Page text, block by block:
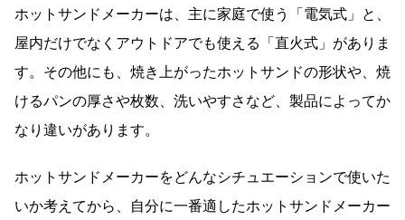
ホットサンドメーカーは、主に家庭で使う「電気式」と、
屋内だけでなくアウトドアでも使える「直火式」がありま
す。その他にも、焼き上がったホットサンドの形状や、焼
けるパンの厚さや枚数、洗いやすさなど、製品によってか
なり違いがあります。
ホットサンドメーカーをどんなシチュエーションで使いた
いか考えてから、自分に一番適したホットサンドメーカー